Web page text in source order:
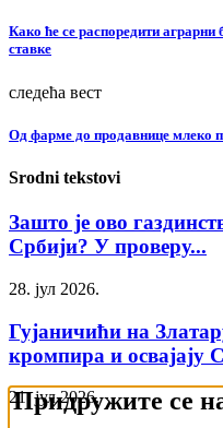
Како ће се распоредити
ставке
следећа вест
Од фарме до продавнице млеко
Srodni tekstovi
Зашто је ово
Србији? У проверу...
28. јул 2026.
Гујаничићи на
кромпира и освајају
21. јул 2026.
Придружите се